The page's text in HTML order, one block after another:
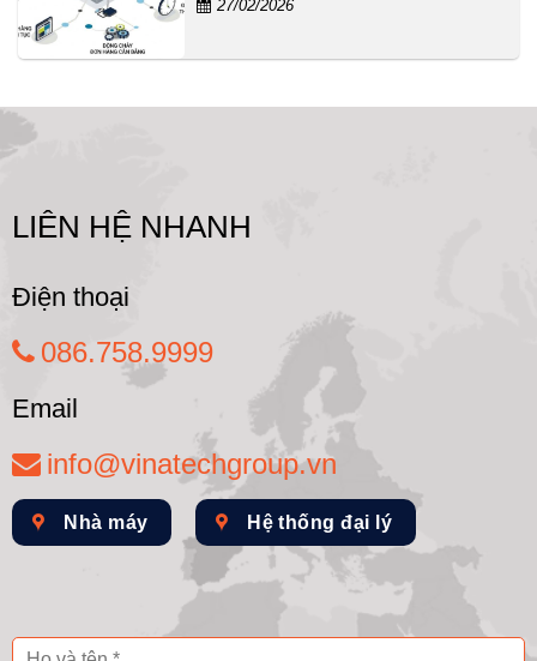
27/02/2026
LIÊN HỆ NHANH
Điện thoại
086.758.9999
Email
info@vinatechgroup.vn
Nhà máy Hệ thống đại lý